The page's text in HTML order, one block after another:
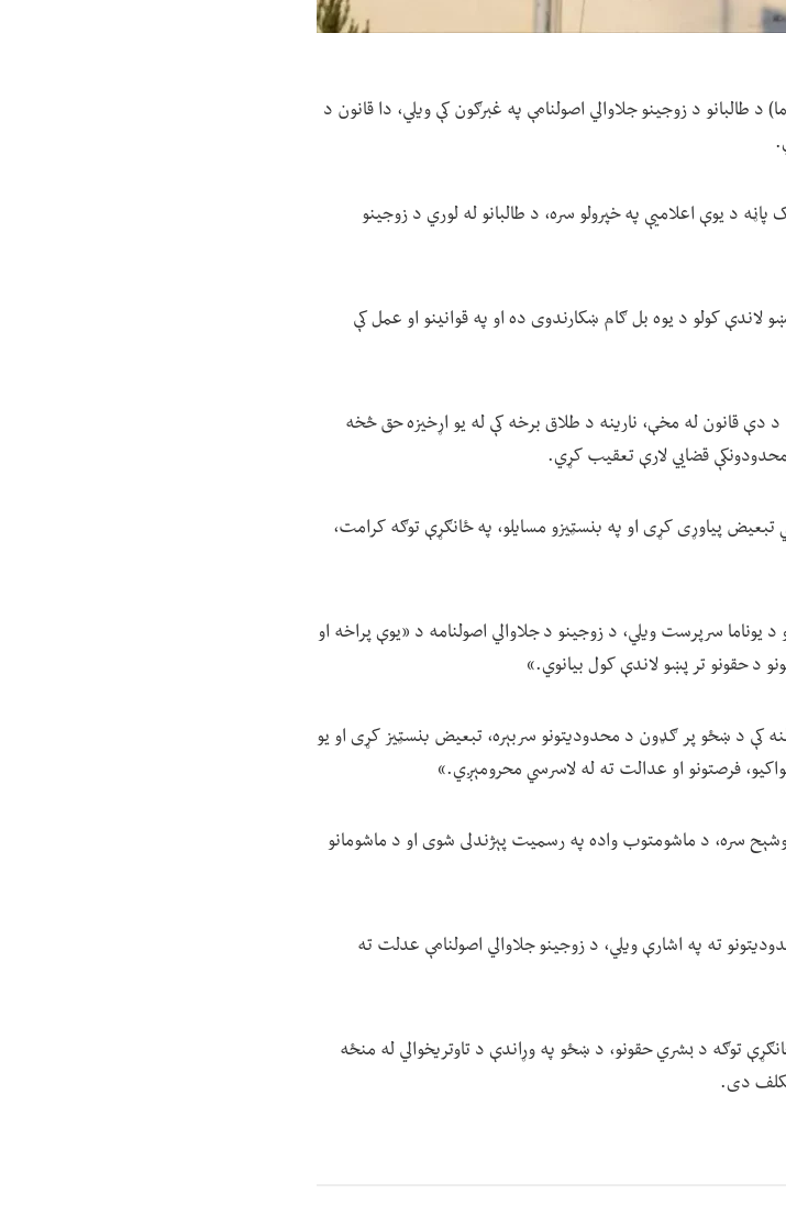
د طالبانو د زوجینو جلاوالي اصولنامې په غبرګون کې ویلي، دا قانون د
۳۱ مه) په خپله فسبوک پاڼه د یوې اعلامیې په خپرولو سره، د طالبانو له لوري د زوجینو
لاندې کولو د یوه بل ګام ښکارندوی ده او په قوانینو او عمل کې
د دې قانون له مخې، نارینه د طلاق برخه کې له یو اړخیزه حق څخه
قضايي لارې تعقیب کړي.
پیاوړی کړی او په بنسټیزو مسایلو، په ځانګړې توګه کرامت،
یوناما سرپرست ویلي، د زوجینو د جلاوالي اصولنامه د «یوې پراخه او
د حقونو تر پښو لاندې کول بیانوي.»
کې د ښځو پر ګډون د محدودیتونو سربېره، تبعیض بنسټیز کړی او یو
فرصتونو او عدالت ته له لاسرسي محرومېږي.»
سره، د ماشومتوب واده په رسمیت پېژندلی شوی او د ماشومانو
ته په اشارې ویلي، د زوجینو جلاوالي اصولنامې عدلت ته
توګه د بشري حقونو، د ښځو په وړاندې د تاوتریخوالي له منځه
مکلف دی.